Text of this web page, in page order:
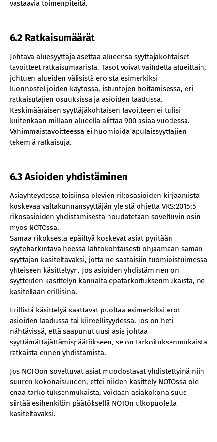
vastaavia toimenpiteitä.
6.2 Ratkaisumäärät
Johtava aluesyyttäjä asettaa alueensa syyttäjäkohtaiset
tavoitteet ratkaisumääristä. Tasot voivat vaihdella alueittain,
johtuen alueiden välisistä eroista esimerkiksi
luonnostelijoiden käytössä, istuntojen hoitamisessa, eri
ratkaisulajien osuuksissa ja asioiden laadussa.
Keskimääräisen syyttäjäkohtaisen tavoitteen ei tulisi
kuitenkaan millään alueella alittaa 900 asiaa vuodessa.
Vähimmäistavoitteessa ei huomioida apulaissyyttäjien
tekemiä ratkaisuja.
6.3 Asioiden yhdistäminen
Asiayhteydessä toisiinsa olevien rikosasioiden kirjaamista
koskevaa valtakunnansyyttäjän yleistä ohjetta VKS:2015:5
rikosasioiden yhdistämisestä noudatetaan soveltuvin osin
myös NOTOssa.
Samaa rikoksesta epäiltyä koskevat asiat pyritään
syyteharkintavaiheessa lähtökohtaisesti ohjaamaan saman
syyttäjän käsiteltäväksi, jotta ne saataisiin tuomioistuimessa
yhteiseen käsittelyyn. Jos asioiden yhdistäminen on
syytteiden käsittelyn kannalta epätarkoituksenmukaista, ne
käsitellään erillisinä.
Erillistä käsittelyä saattavat puoltaa esimerkiksi erot
asioiden laadussa tai kiireellisyydessä. Jos on heti
nähtävissä, että saapunut uusi asia johtaa
syyttämättäjättämispäätökseen, se on tarkoituksenmukaista
ratkaista ennen yhdistämistä.
Jos NOTOon soveltuvat asiat muodostavat yhdistettyinä niin
suuren kokonaisuuden, ettei niiden käsittely NOTOssa ole
enää tarkoituksenmukaista, voidaan asiakokonaisuus
siirtää esihenkilön päätöksellä NOTOn ulkopuolella
käsiteltäväksi.